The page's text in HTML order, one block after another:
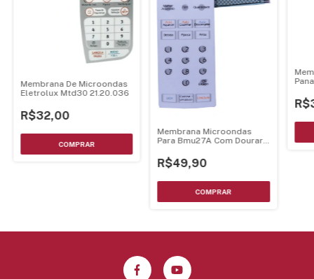
Membrana De Microondas
Eletrolux Mtd30 21.20.036
R$32,00
Membrana Microondas
Para Bmu27A Com Dourar
R$49,90